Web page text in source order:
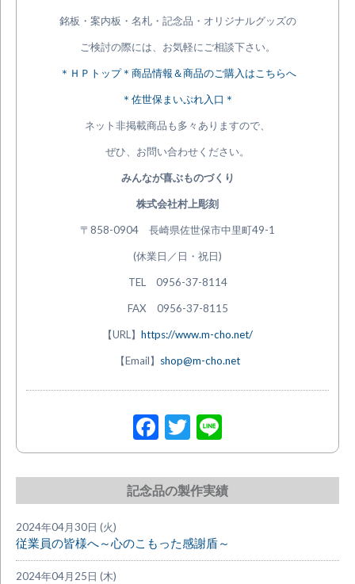
銘板・案内板・名札・記念品・オリジナルグッズの
ご検討の際には、お気軽にご相談下さい。
＊ＨＰトップ＊商品情報＆商品のご購入はこちらへ
＊佐世保まいぷれ入口＊
ネット非掲載商品も多々ありますので、
ぜひ、お問い合わせください。
みんなが喜ぶものづくり
株式会社村上彫刻
〒858-0904 長崎県佐世保市中里町49-1
(休業日／日・祝日)
TEL 0956-37-8114
FAX 0956-37-8115
【URL】 https://www.m-cho.net/
【Email】 shop@m-cho.net
Facebook
Twitter
記念品の製作実績
2024年04月30日 (火)
従業員の皆様へ～心のこもった感謝盾～
2024年04月25日 (木)